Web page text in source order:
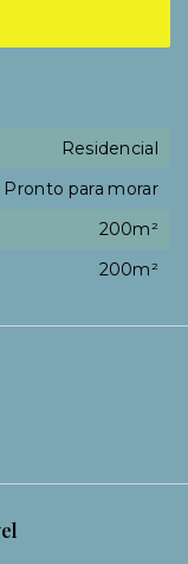
Residencial
Pronto para morar
200m²
200m²